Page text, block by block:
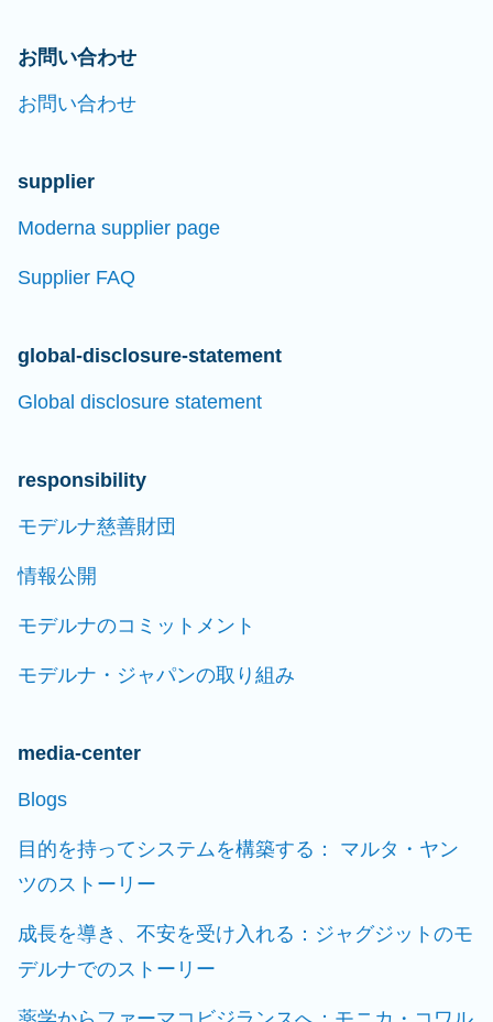
お問い合わせ
お問い合わせ
supplier
Moderna supplier page
Supplier FAQ
global-disclosure-statement
Global disclosure statement
responsibility
モデルナ慈善財団
情報公開
モデルナのコミットメント
モデルナ・ジャパンの取り組み
media-center
Blogs
目的を持ってシステムを構築する： マルタ・ヤン
ツのストーリー
成長を導き、不安を受け入れる：ジャグジットのモ
デルナでのストーリー